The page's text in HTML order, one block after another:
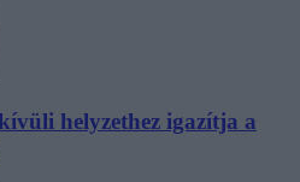
helyzethez igazítja a